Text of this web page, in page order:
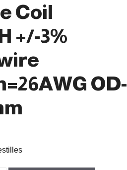
Coil
+/-3%
OD-